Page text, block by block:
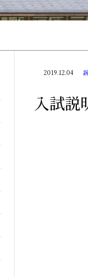
2019.12.04
入試説